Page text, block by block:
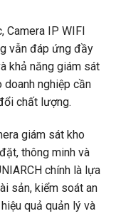
Camera IP WIFI
vẫn đáp ứng đầy
khả năng giám sát
doanh nghiệp cần
chất lượng.
giám sát kho
thông minh và
chính là lựa
sản, kiểm soát an
quả quản lý và